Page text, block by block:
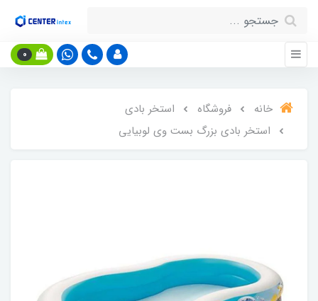
0
خانه فروشگاه
استخر بادی
استخر بادی بزرگ بست وی لوبیایی